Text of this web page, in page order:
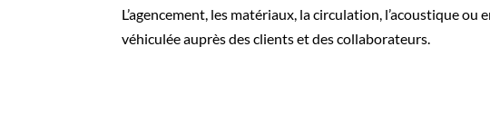
L’agencement, les matériaux, la circulation, l’acoustique
véhiculée auprès des clients et des collaborateurs.